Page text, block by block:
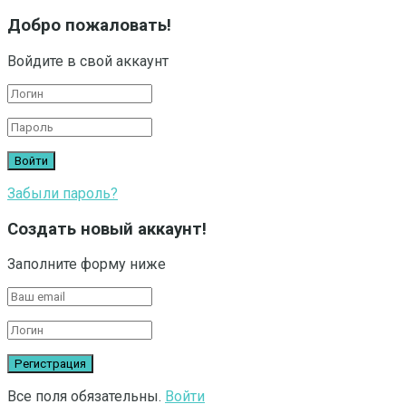
Добро пожаловать!
Войдите в свой аккаунт
Забыли пароль?
Создать новый аккаунт!
Заполните форму ниже
Все поля обязательны. Войти